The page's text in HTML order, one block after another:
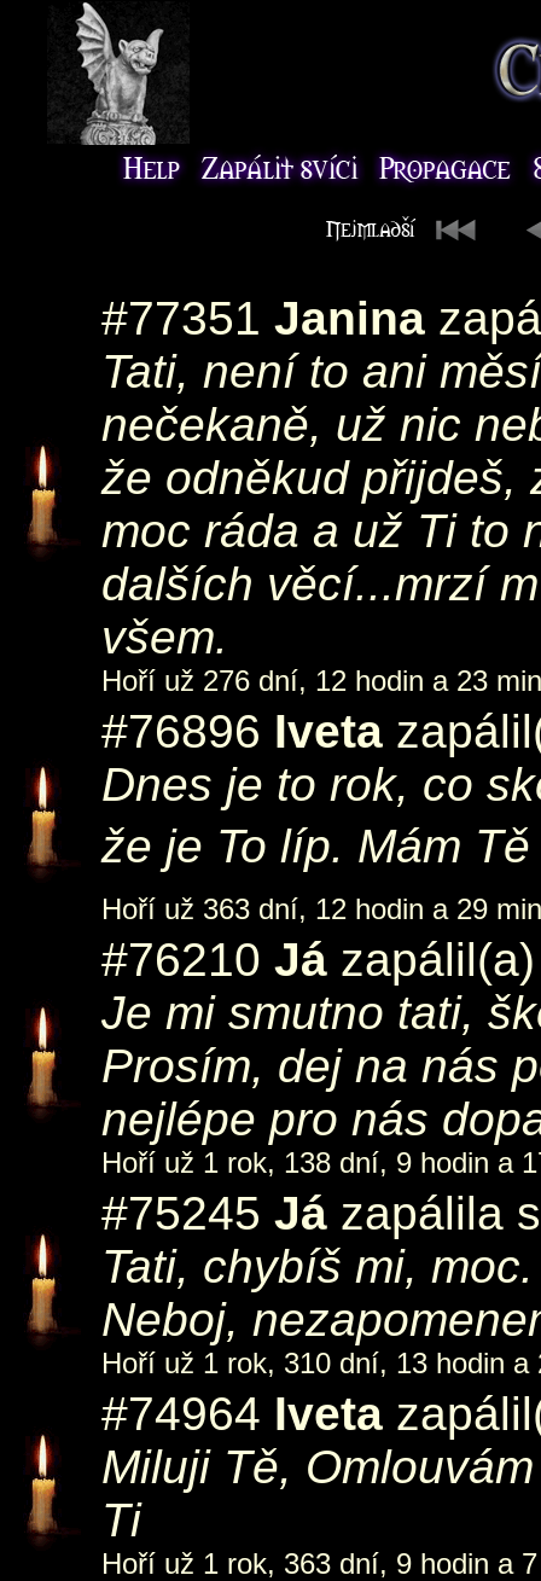
#77351 Janina
Tati, není to ani
nečekaně, už nic
že odněkud přijdeš,
moc ráda a už Ti to
dalších věcí...mrzí
všem.
Hoří už 276 dní, 12 hodin a 23
#76896 Iveta
Dnes je to rok, co
že je To líp. Mám
Hoří už 363 dní, 12 hodin a 29
#76210 Já
Je mi smutno tati,
Prosím, dej na nás
nejlépe pro nás
Hoří už 1 rok, 138 dní, 9 hodin a
#75245 Já zapálila
Tati, chybíš mi,
Neboj,
Hoří už 1 rok, 310 dní, 13 hodin a
#74964 Iveta
Miluji Tě,
Ti
Hoří už 1 rok, 363 dní, 9 hodin a